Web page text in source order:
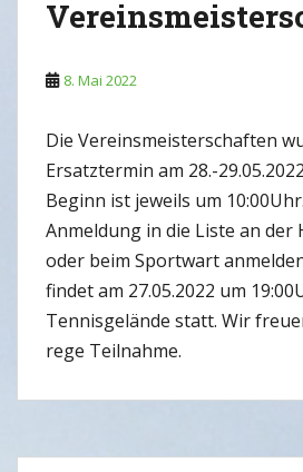
8. Mai 2022
Die Vereinsmeisterschaften
Ersatztermin am 28.-
Beginn ist jeweils um
Anmeldung in die Liste an
oder beim Sportwart
findet am 27.05.2022 um
Tennisgelände statt. Wir
rege Teilnahme.